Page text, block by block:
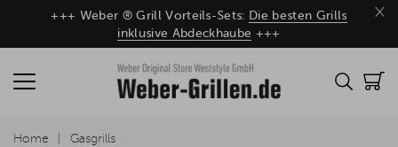
×
+++ Weber ® Grill Vorteils-Sets: Die besten Grills
inklusive Abdeckhaube +++
Home Gasgrills